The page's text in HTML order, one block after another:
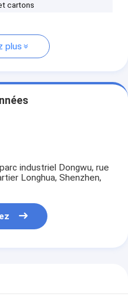
cartons
plus
industriel Dongwu, rue
Longhua, Shenzhen,